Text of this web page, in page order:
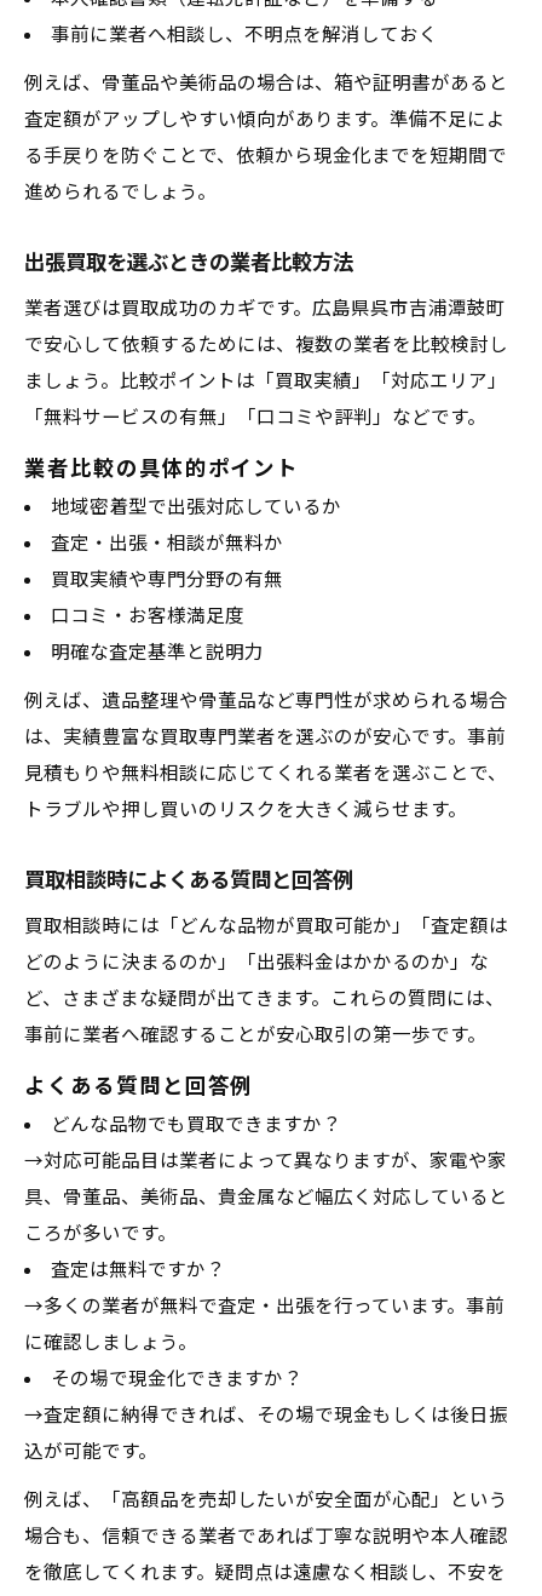
事前に業者へ相談し、不明点を解消しておく
例えば、骨董品や美術品の場合は、箱や証明書があると
査定額がアップしやすい傾向があります。準備不足によ
る手戻りを防ぐことで、依頼から現金化までを短期間で
進められるでしょう。
出張買取を選ぶときの業者比較方法
業者選びは買取成功のカギです。広島県呉市吉浦潭鼓町
で安心して依頼するためには、複数の業者を比較検討し
ましょう。比較ポイントは「買取実績」「対応エリア」
「無料サービスの有無」「口コミや評判」などです。
業者比較の具体的ポイント
地域密着型で出張対応しているか
査定・出張・相談が無料か
買取実績や専門分野の有無
口コミ・お客様満足度
明確な査定基準と説明力
例えば、遺品整理や骨董品など専門性が求められる場合
は、実績豊富な買取専門業者を選ぶのが安心です。事前
見積もりや無料相談に応じてくれる業者を選ぶことで、
トラブルや押し買いのリスクを大きく減らせます。
買取相談時によくある質問と回答例
買取相談時には「どんな品物が買取可能か」「査定額は
どのように決まるのか」「出張料金はかかるのか」な
ど、さまざまな疑問が出てきます。これらの質問には、
事前に業者へ確認することが安心取引の第一歩です。
よくある質問と回答例
どんな品物でも買取できますか？
→対応可能品目は業者によって異なりますが、家電や家
具、骨董品、美術品、貴金属など幅広く対応していると
ころが多いです。
査定は無料ですか？
→多くの業者が無料で査定・出張を行っています。事前
に確認しましょう。
その場で現金化できますか？
→査定額に納得できれば、その場で現金もしくは後日振
込が可能です。
例えば、「高額品を売却したいが安全面が心配」という
場合も、信頼できる業者であれば丁寧な説明や本人確認
を徹底してくれます。疑問点は遠慮なく相談し、不安を